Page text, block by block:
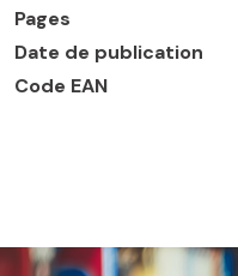
Pages
Date de publication
Code EAN